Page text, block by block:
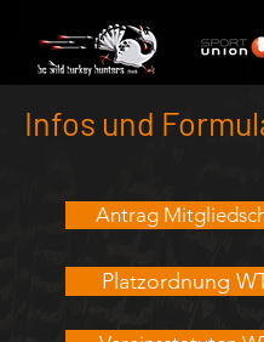
Antrag
Platzordnung
Infos und